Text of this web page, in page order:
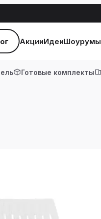
АкцииИдеиШоурумы
Готовые комплекты